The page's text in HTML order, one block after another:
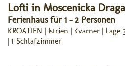
Lofti in Moscenicka
Ferienhaus für 1 - 2 Personen
KROATIEN | Istrien | Kvarner |
| 1 Schlafzimmer